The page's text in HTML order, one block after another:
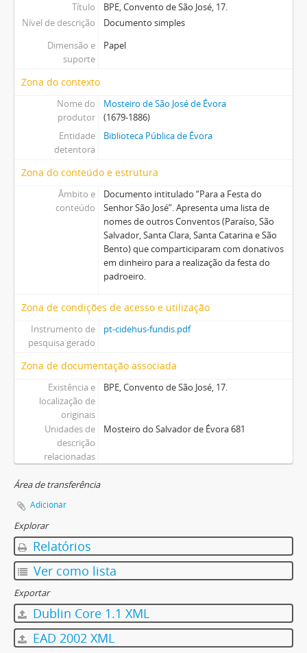
Título
BPE, Convento de São José, 17.
Nível de descrição
Documento simples
Dimensão e
suporte
Papel
Zona do contexto
Nome do
produtor
Mosteiro de São José de Évora
(1679-1886)
Entidade
detentora
Biblioteca Pública de Évora
Zona do conteúdo e estrutura
Âmbito e
conteúdo
Documento intitulado “Para a Festa do
Senhor São José”. Apresenta uma lista de
nomes de outros Conventos (Paraíso, São
Salvador, Santa Clara, Santa Catarina e São
Bento) que comparticiparam com donativos
em dinheiro para a realização da festa do
padroeiro.
Zona de condições de acesso e utilização
Instrumento de
pesquisa gerado
pt-cidehus-fundis.pdf
Zona de documentação associada
Existência e
localização de
originais
BPE, Convento de São José, 17.
Unidades de
descrição
relacionadas
Mosteiro do Salvador de Évora 681
Área de transferência
Adicionar
Explorar
Relatórios
Ver como lista
Exportar
Dublin Core 1.1 XML
EAD 2002 XML